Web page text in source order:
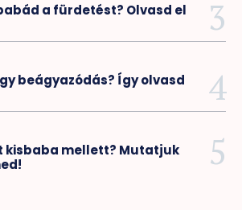
a fürdetést? Olvasd el
beágyazódás? Így olvasd
kisbaba mellett? Mutatjuk